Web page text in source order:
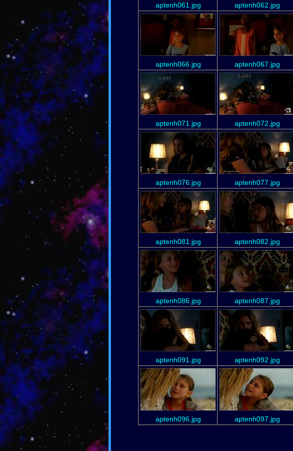
aptenh061.jpg aptenh062.jpg
aptenh066.jpg aptenh067.jpg
aptenh071.jpg aptenh072.jpg
aptenh076.jpg aptenh077.jpg
aptenh081.jpg aptenh082.jpg
aptenh086.jpg aptenh087.jpg
aptenh091.jpg aptenh092.jpg
aptenh096.jpg aptenh097.jpg